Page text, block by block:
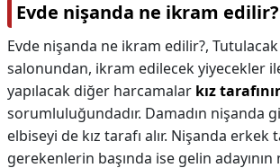
Evde nişanda ne ikram edilir?
Evde nişanda ne ikram edilir?,
salonundan, ikram edilecek yiyecekler
yapılacak diğer harcamalar kız
sorumluluğundadır. Damadın nişanda
elbiseyi de kız tarafı alır. Nişanda erkek
gerekenlerin başında ise gelin adayının